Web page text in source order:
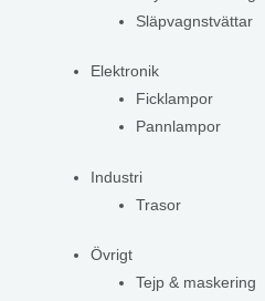
Släpvagnstvättar
Elektronik
Ficklampor
Pannlampor
Industri
Trasor
Övrigt
Tejp & maskering